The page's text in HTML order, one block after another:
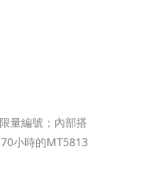
量編號；內部搭
小時的MT5813